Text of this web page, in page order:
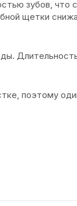
зубов, что
щетки
поэтому